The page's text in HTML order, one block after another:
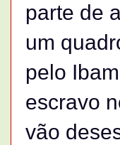
parte de
um
pelo
escravo
vão